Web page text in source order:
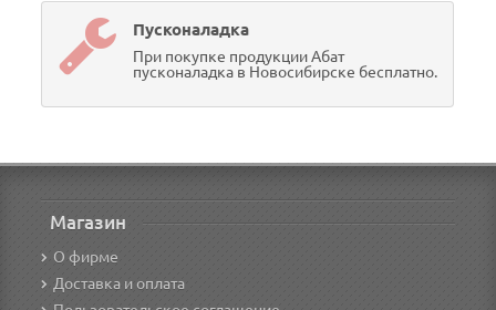
Пусконаладка
При покупке продукции Абат
пусконаладка в Новосибирске бесплатно.
Магазин
О фирме
Доставка и оплата